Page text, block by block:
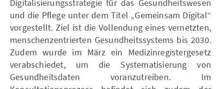
Digitalisierungsstrategie für das Gesundheitswesen
und die Pflege unter dem Titel „Gemeinsam Digital“
vorgestellt. Ziel ist die Vollendung eines vernetzten,
menschenzentrierten Gesundheitssystems bis 2030.
Zudem wurde im März ein Medizinregistergesetz
verabschiedet, um die Systematisierung von
Gesundheitsdaten voranzutreiben. Im